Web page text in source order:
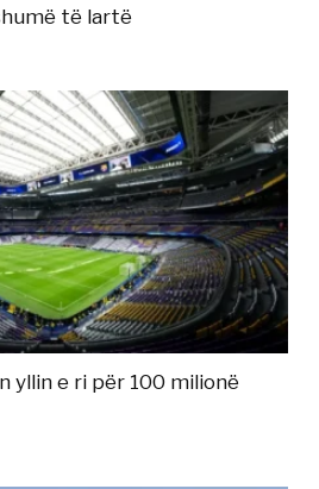
të lartë
yllin e ri për 100 milionë